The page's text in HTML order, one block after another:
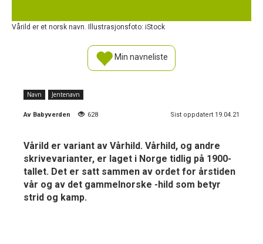
Vårild er et norsk navn. Illustrasjonsfoto: iStock
Min navneliste
Navn Jentenavn
Av Babyverden 628 Sist oppdatert 19.04.21
Vårild er variant av Vårhild. Vårhild, og andre
skrivevarianter, er laget i Norge tidlig på 1900-
tallet. Det er satt sammen av ordet for årstiden
vår og av det gammelnorske -hild som betyr
strid og kamp.